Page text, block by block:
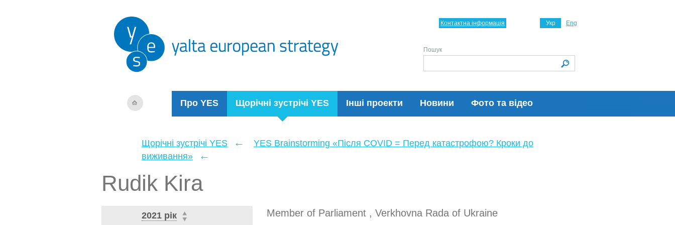
Про YES Щорічні зустрічі YES Інші проекти Новини Фото та відео
Укр Eng
Контактна інформація
Пошук
Щорічні зустрічі YES ←
YES Brainstorming «Після COVID = Перед катастрофою? Кроки до
виживання»
←
Rudik Kira
2021 рік Member of Parliament , Verkhovna Rada of Ukraine